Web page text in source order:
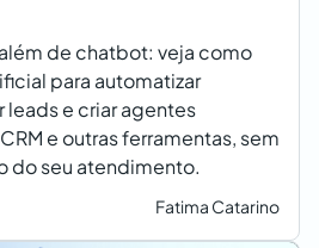
de chatbot: veja como
para automatizar
leads e criar agentes
e outras ferramentas, sem
do seu atendimento.
Fatima Catarino